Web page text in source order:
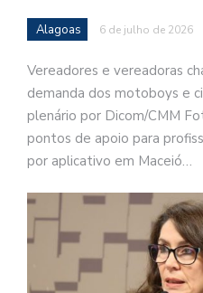
Alagoas 6 de julho de 2026
Vereadores e vereadoras
demanda dos motoboys e
plenário por Dicom/CMM
pontos de apoio para
por aplicativo em Maceió…